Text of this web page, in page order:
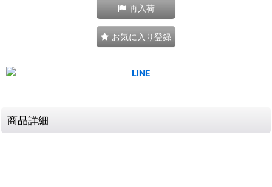
再入荷
お気に入り登録
商品詳細